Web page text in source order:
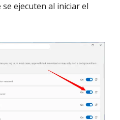
ejecuten al iniciar el